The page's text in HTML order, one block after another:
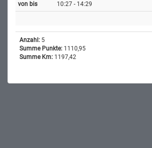
10:27 - 14:29
Anzahl: 5
Summe Punkte: 1110,95
Summe Km: 1197,42